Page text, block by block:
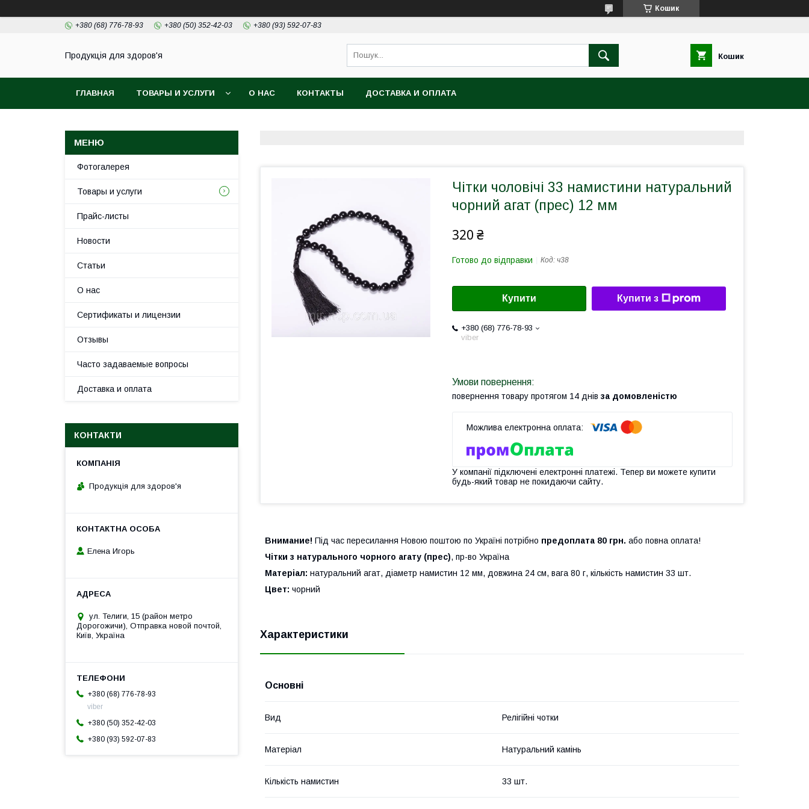
Кошик
+380 (68) 776-78-93 +380 (50) 352-42-03 +380 (93) 592-07-83
Продукція для здоров'я Кошик
ГЛАВНАЯ ТОВАРЫ И УСЛУГИ О НАС КОНТАКТЫ ДОСТАВКА И ОПЛАТА
Чітки чоловічі 33 намистини натуральний
чорний агат (прес) 12 мм
320 ₴
Готово до відправки Код: ч38
Купити Купити з
+380 (68) 776-78-93
viber
повернення товару протягом 14 днів за домовленістю
У компанії підключені електронні платежі. Тепер ви можете купити
будь-який товар не покидаючи сайту.
Внимание! Під час пересилання Новою поштою по Україні потрібно предоплата 80 грн. або повна оплата!
Чітки з натурального чорного агату (прес), пр-во Україна
Матеріал: натуральний агат, діаметр намистин 12 мм, довжина 24 см, вага 80 г, кількість намистин 33 шт.
Цвет: чорний
Характеристики
Основні
Вид Релігійні чотки
Матеріал Натуральний камінь
Кількість намистин 33 шт.
Фотогалерея
Товары и услуги
Прайс-листы
Новости
Статьи
О нас
Сертификаты и лицензии
Отзывы
Часто задаваемые вопросы
Доставка и оплата
КОНТАКТИ
Продукція для здоров'я
Елена Игорь
ул. Телиги, 15 (район метро
Дорогожичи), Отправка новой почтой,
Київ, Україна
+380 (68) 776-78-93
viber
+380 (50) 352-42-03
+380 (93) 592-07-83